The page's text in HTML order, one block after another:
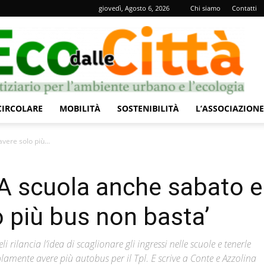
giovedì, Agosto 6, 2026 Chi siamo Contatti
MOBILITÀ SOSTENIBILITÀ L’ASSOCIAZIONE
solo più...
scuola anche sabato e
bus non basta’
l’idea di scaglionare gli ingressi nelle scuole e tenerle
avere più autobus per il Tpl. E scrive a Conte e Azzolina